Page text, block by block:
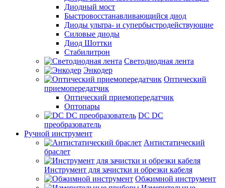
Диодный мост
Быстровосстанавливающийся диод
Диоды ультра- и супербыстродействующие
Силовые диоды
Диод Шоттки
Стабилитрон
Светодиодная лента
Энкодер
Оптический
приемопередатчик
Оптический приемопередатчик
Оптопары
DC DC
преобразователь
Ручной инструмент
Антистатический
браслет
Инструмент для зачистки и обрезки кабеля
Обжимной инструмент